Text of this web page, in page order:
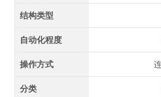
结构类型
自动化程度
操作方式
分类